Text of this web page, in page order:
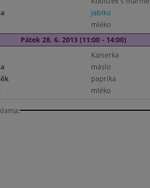
jablko
mléko
Pátek 28. 6. 2013 (11:00 - 14:00)
Kaiserka
máslo
paprika
mléko